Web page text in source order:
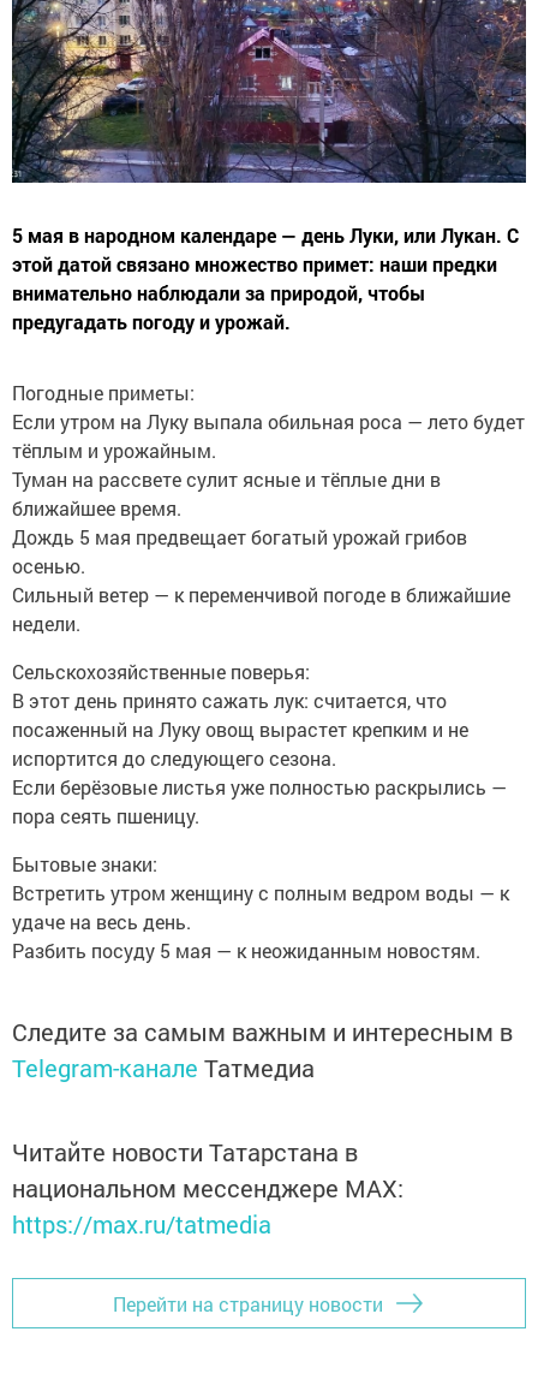
5 мая в народном календаре — день Луки, или Лукан. С
этой датой связано множество примет: наши предки
внимательно наблюдали за природой, чтобы
предугадать погоду и урожай.
Погодные приметы:
Если утром на Луку выпала обильная роса — лето будет
тёплым и урожайным.
Туман на рассвете сулит ясные и тёплые дни в
ближайшее время.
Дождь 5 мая предвещает богатый урожай грибов
осенью.
Сильный ветер — к переменчивой погоде в ближайшие
недели.
Сельскохозяйственные поверья:
В этот день принято сажать лук: считается, что
посаженный на Луку овощ вырастет крепким и не
испортится до следующего сезона.
Если берёзовые листья уже полностью раскрылись —
пора сеять пшеницу.
Бытовые знаки:
Встретить утром женщину с полным ведром воды — к
удаче на весь день.
Разбить посуду 5 мая — к неожиданным новостям.
Следите за самым важным и интересным в
Telegram-канале Татмедиа
Читайте новости Татарстана в
национальном мессенджере MАХ:
https://max.ru/tatmedia
Перейти на страницу новости